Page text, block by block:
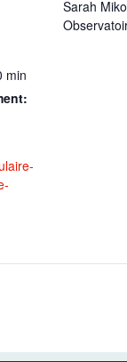
min
Sarah